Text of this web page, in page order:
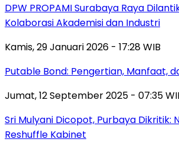
DPW PROPAMI Surabaya Raya
Kolaborasi Akademisi dan Industri
Kamis, 29 Januari 2026 - 17:28 WIB
Putable Bond: Pengertian, Manfaat,
Jumat, 12 September 2025 - 07:35
Sri Mulyani Dicopot, Purbaya Dikritik:
Reshuffle Kabinet